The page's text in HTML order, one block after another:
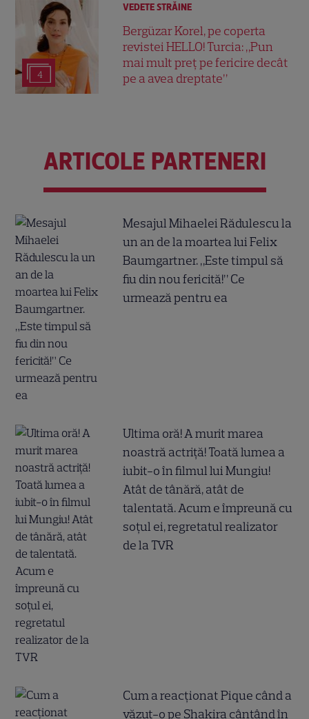
4
VEDETE STRĂINE
Bergüzar Korel, pe coperta
revistei HELLO! Turcia: „Pun
mai mult preț pe fericire decât
pe a avea dreptate”
ARTICOLE PARTENERI
Mesajul Mihaelei Rădulescu la
un an de la moartea lui Felix
Baumgartner. „Este timpul să
fiu din nou fericită!” Ce
urmează pentru ea
Ultima oră! A murit marea
noastră actriță! Toată lumea a
iubit-o în filmul lui Mungiu!
Atât de tânără, atât de
talentată. Acum e împreună cu
soțul ei, regretatul realizator
de la TVR
Cum a reacționat Pique când a
văzut-o pe Shakira cântând în